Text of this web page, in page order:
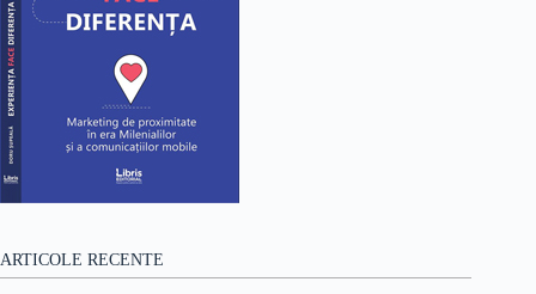
ARTICOLE RECENTE